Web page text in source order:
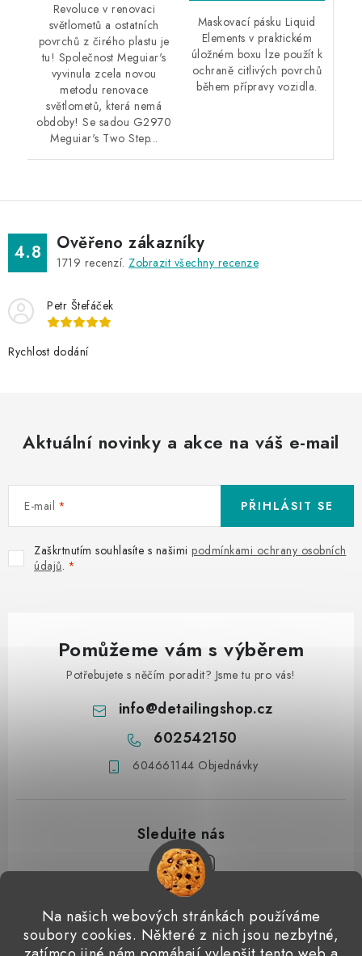
Na našich webových stránkách používáme
soubory cookies. Některé z nich jsou nezbytné,
Revoluce v renovaci
světlometů a ostatních
povrchů z čirého plastu je
tu! Společnost Meguiar's
vyvinula zcela novou
metodu renovace
světlometů, která nemá
obdoby! Se sadou G2970
Meguiar's Two Step...
Maskovací pásku Liquid
Elements v praktickém
úložném boxu lze použít k
ochraně citlivých povrchů
během přípravy vozidla.
4.8 Ověřeno zákazníky
1719 recenzí. Zobrazit všechny recenze
Petr Štefáček
Rychlost dodání
Aktuální novinky a akce na váš e-mail
E-mail
Zaškrtnutím souhlasíte s našimi podmínkami ochrany osobních
údajů.
PŘIHLÁSIT SE
Pomůžeme vám s výběrem
Potřebujete s něčím poradit? Jsme tu pro vás!
info@detailingshop.cz
602542150
604661144 Objednávky
Přijímáme online platby